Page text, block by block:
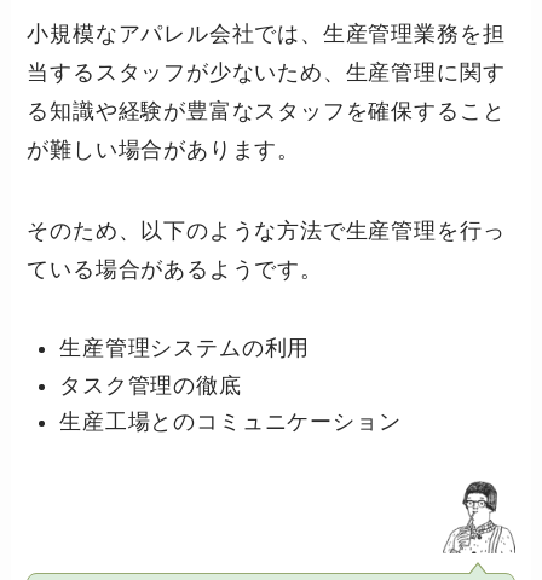
小規模なアパレル会社では、生産管理業務を担
当するスタッフが少ないため、生産管理に関す
る知識や経験が豊富なスタッフを確保すること
が難しい場合があります。
そのため、以下のような方法で生産管理を行っ
ている場合があるようです。
生産管理システムの利用
タスク管理の徹底
生産工場とのコミュニケーション